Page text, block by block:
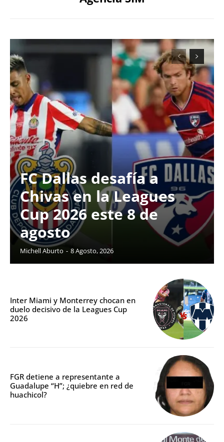
FC Dallas desafía a
Chivas en la Leagues
Cup 2026 este 8 de
agosto
Michell Aburto - 8 Agosto, 2026
Inter Miami y Monterrey chocan en
duelo decisivo de la Leagues Cup
2026
FGR detiene a representante a
Guadalupe “H”; ¿quiebre en red de
huachicol?